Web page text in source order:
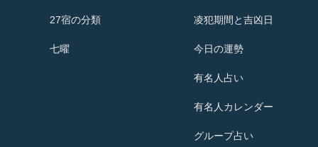
27宿の分類
七曜
凌犯期間と吉凶日
今日の運勢
有名人占い
有名人 カレンダー
グループ占い